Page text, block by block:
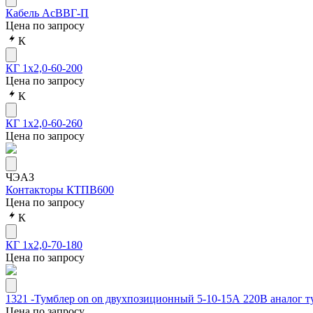
Кабель АсВВГ-П
Цена по запросу
К
КГ 1х2,0-60-200
Цена по запросу
К
КГ 1х2,0-60-260
Цена по запросу
ЧЭАЗ
Контакторы КТПВ600
Цена по запросу
К
КГ 1х2,0-70-180
Цена по запросу
1321 -Тумблер on on двухпозиционный 5-10-15А 220В аналог